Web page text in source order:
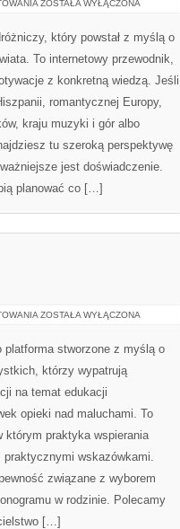
ISLANDIA
ZOSTAŁA WYŁĄCZONA
który powstał z myślą o
To internetowy przewodnik,
z konkretną wiedzą. Jeśli
romantycznej Europy,
kraju muzyki i gór albo
tu szeroką perspektywę
jest doświadczenie.
planować co […]
WYBÓR
ZOSTAŁA WYŁĄCZONA
platforma stworzone z myślą o
którzy wypatrują
na temat edukacji
opieki nad maluchami. To
którym praktyka wspierania
wskazówkami.
związane z wyborem
w rodzinie. Polecamy
[…]